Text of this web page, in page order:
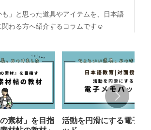
も」と思った道具やアイテムを、日本語
関わる方へ紹介するコラムです☺︎
素材」を目指
活動を円滑にする電子メ